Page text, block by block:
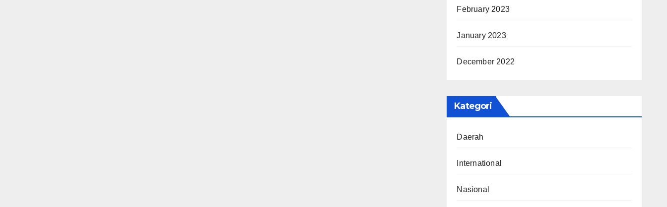
February 2023
January 2023
December 2022
Kategori
Daerah
International
Nasional